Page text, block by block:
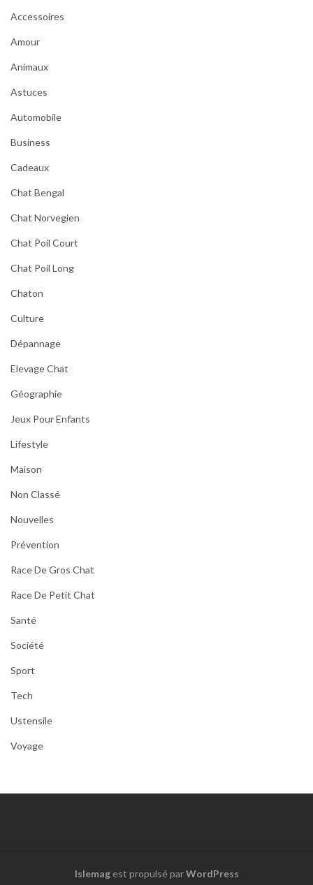
Accessoires
Amour
Animaux
Astuces
Automobile
Business
Cadeaux
Chat Bengal
Chat Norvegien
Chat Poil Court
Chat Poil Long
Chaton
Culture
Dépannage
Elevage Chat
Géographie
Jeux Pour Enfants
Lifestyle
Maison
Non Classé
Nouvelles
Prévention
Race De Gros Chat
Race De Petit Chat
Santé
Société
Sport
Tech
Ustensile
Voyage
Islemagest propulsé parWordPress